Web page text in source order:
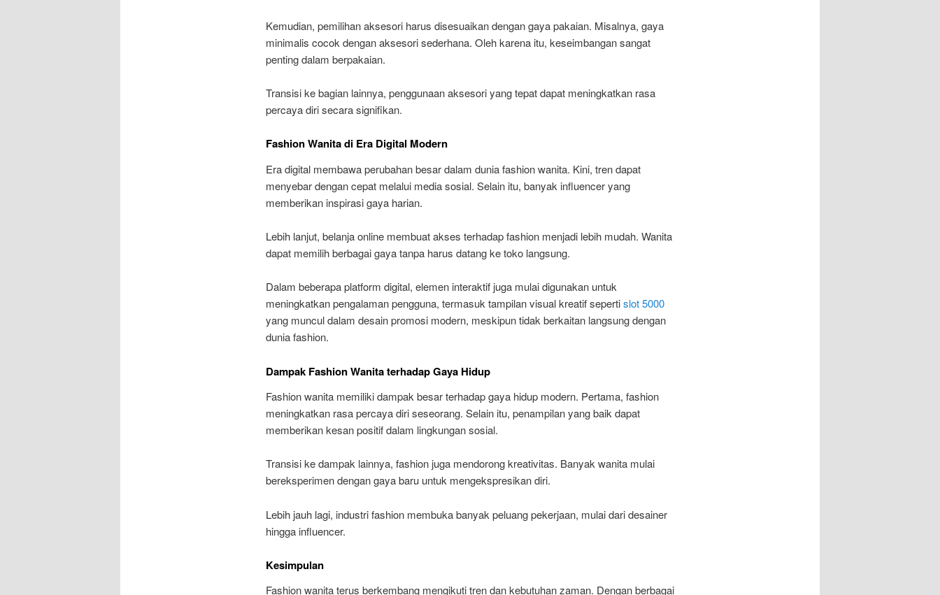
Kemudian, pemilihan aksesori harus disesuaikan dengan gaya pakaian. Misalnya, gaya
minimalis cocok dengan aksesori sederhana. Oleh karena itu, keseimbangan sangat
penting dalam berpakaian.
Transisi ke bagian lainnya, penggunaan aksesori yang tepat dapat meningkatkan rasa
percaya diri secara signifikan.
Fashion Wanita di Era Digital Modern
Era digital membawa perubahan besar dalam dunia fashion wanita. Kini, tren dapat
menyebar dengan cepat melalui media sosial. Selain itu, banyak influencer yang
memberikan inspirasi gaya harian.
Lebih lanjut, belanja online membuat akses terhadap fashion menjadi lebih mudah. Wanita
dapat memilih berbagai gaya tanpa harus datang ke toko langsung.
Dalam beberapa platform digital, elemen interaktif juga mulai digunakan untuk
meningkatkan pengalaman pengguna, termasuk tampilan visual kreatif sepertislot 5000
yang muncul dalam desain promosi modern, meskipun tidak berkaitan langsung dengan
dunia fashion.
Dampak Fashion Wanita terhadap Gaya Hidup
Fashion wanita memiliki dampak besar terhadap gaya hidup modern. Pertama, fashion
meningkatkan rasa percaya diri seseorang. Selain itu, penampilan yang baik dapat
memberikan kesan positif dalam lingkungan sosial.
Transisi ke dampak lainnya, fashion juga mendorong kreativitas. Banyak wanita mulai
bereksperimen dengan gaya baru untuk mengekspresikan diri.
Lebih jauh lagi, industri fashion membuka banyak peluang pekerjaan, mulai dari desainer
hingga influencer.
Kesimpulan
Fashion wanita terus berkembang mengikuti tren dan kebutuhan zaman. Dengan berbagai